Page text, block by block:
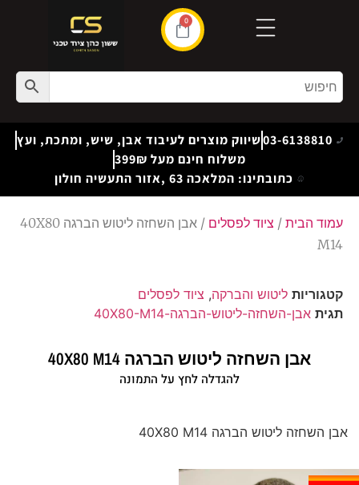
0
03-6138810שיווק מוצרים לעיבוד אבן, שיש, ומתכת, ועץ
משלוח חינם מעל 399₪
כתובתינו: המלאכה 63 ,אזור התעשיה חולון
עמוד הבית / ציוד לפסלים
/ אבן השחזה ליטוש הברגה 40X80
M14
קטגוריות ליטוש והברקה, ציוד לפסלים
תגית אבן-השחזה-ליטוש-הברגה-40X80-M14
אבן השחזה ליטוש הברגה 40X80 M14
להגדלה לחץ על התמונה
אבן השחזה ליטוש הברגה 40X80 M14